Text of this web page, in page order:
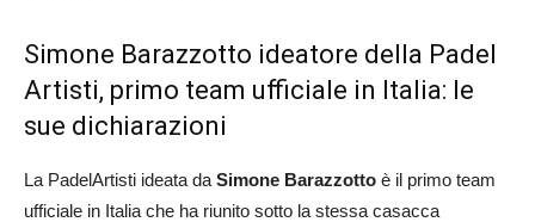
Simone Barazzotto ideatore della Padel
Artisti, primo team ufficiale in Italia: le
sue dichiarazioni
La PadelArtisti ideata da Simone Barazzotto è il primo team
ufficiale in Italia che ha riunito sotto la stessa casacca